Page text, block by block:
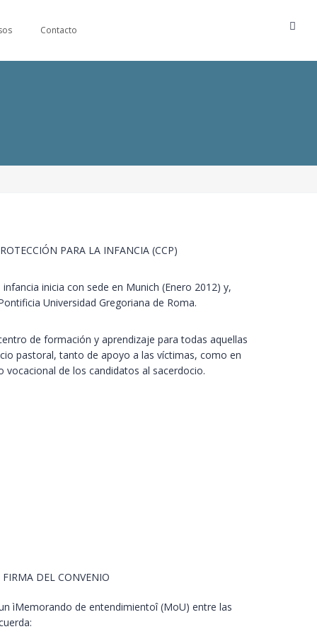
Contacto
PARA LA INFANCIA (CCP)
inicia con sede en Munich (Enero 2012) y,
Universidad Gregoriana de Roma.
de formación y aprendizaje para todas aquellas
pastoral, tanto de apoyo a las víctimas, como en
vocacional de los candidatos al sacerdocio.
FIRMA DEL CONVENIO
ìMemorando de entendimientoî (MoU) entre las